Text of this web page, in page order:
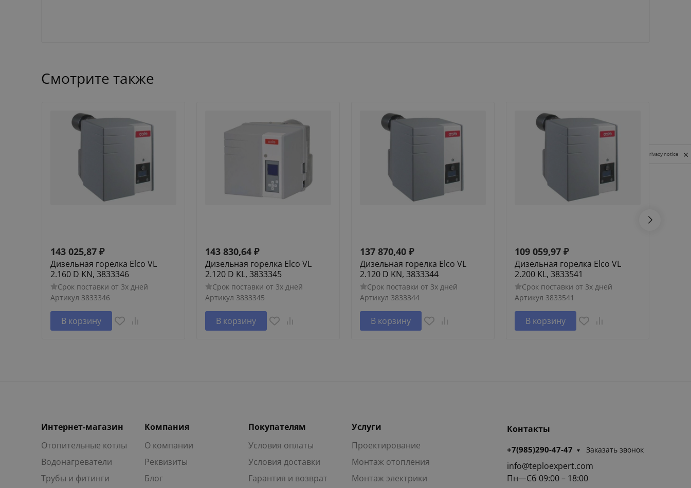
Смотрите также
143 025,87 ₽
Дизельная горелка Elco VL
2.160 D KN, 3833346
Срок поставки от 3х дней
Артикул 3833346
В корзину
143 830,64 ₽
Дизельная горелка Elco VL
2.120 D KL, 3833345
Срок поставки от 3х дней
Артикул 3833345
В корзину
137 870,40 ₽
Дизельная горелка Elco VL
2.120 D KN, 3833344
Срок поставки от 3х дней
Артикул 3833344
В корзину
109 059,97 ₽
Дизельная горелка Elco VL
2.200 KL, 3833541
Срок поставки от 3х дней
Артикул 3833541
В корзину
Интернет-магазин
Отопительные котлы
Водонагреватели
Трубы и фитинги
Компания
О компании
Реквизиты
Блог
Покупателям
Условия оплаты
Условия доставки
Гарантия и возврат
Услуги
Проектирование
Монтаж отопления
Монтаж электрики
Контакты
+7(985)290-47-47 Заказать звонок
info@teploexpert.com
Пн—Сб 09:00 – 18:00
Privacy notice